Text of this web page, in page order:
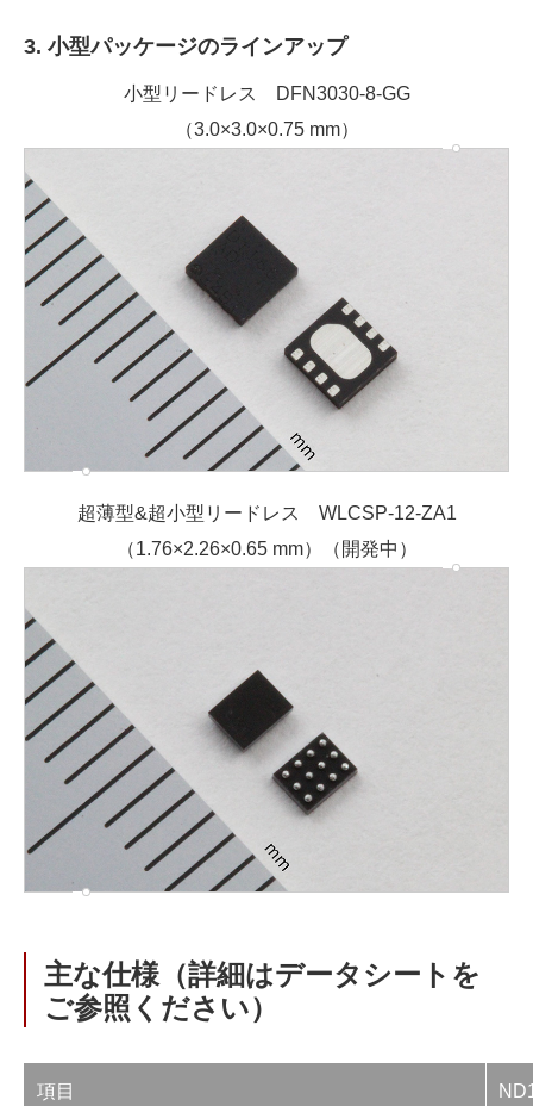
3. 小型パッケージのラインアップ
小型リードレス DFN3030-8-GG
（3.0×3.0×0.75 mm）
超薄型&超小型リードレス WLCSP-12-ZA1
（1.76×2.26×0.65 mm）（開発中）
主な仕様（詳細はデータシートを
ご参照ください）
項目